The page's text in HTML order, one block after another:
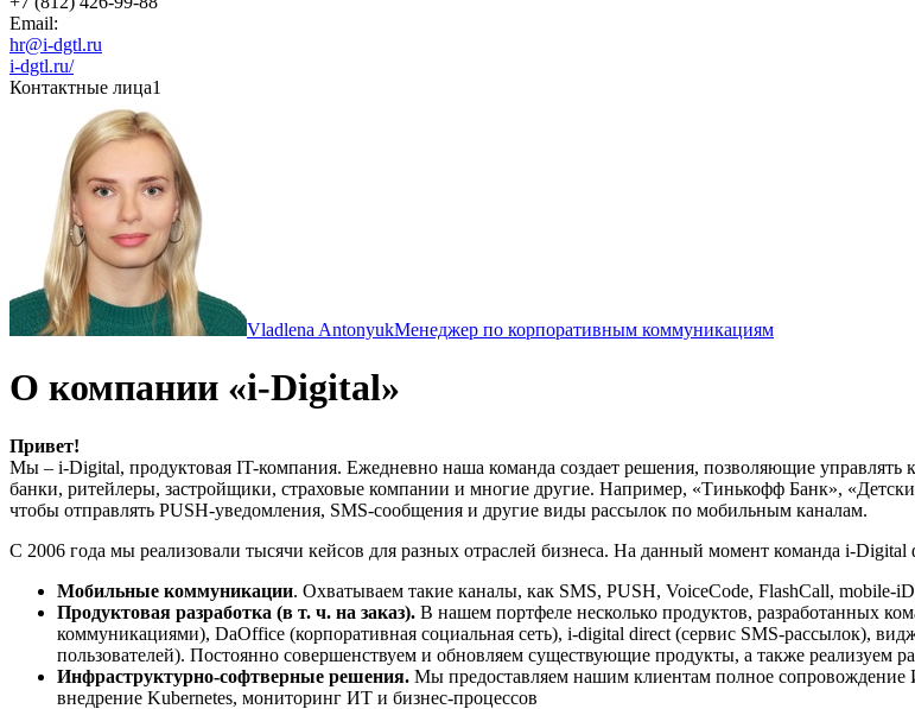
Email:
hr@i-dgtl.ru
i-dgtl.ru/
Контактные лица1
Vladlena AntonyukМенеджер по корпоративным коммуникациям
О компании «i-Digital»
Привет!
Мы – i-Digital, продуктовая IT-компания. Ежедневно наша команда создает решения, позволяющие
банки, ритейлеры, застройщики, страховые компании и многие другие. Например, «Тинькофф Банк»,
чтобы отправлять PUSH-уведомления, SMS-сообщения и другие виды рассылок по мобильным каналам.
C 2006 года мы реализовали тысячи кейсов для разных отраслей бизнеса. На данный момент команда i-Digital
Мобильные коммуникации. Охватываем такие каналы, как SMS, PUSH, VoiceCode, FlashCall, mobile-
Продуктовая разработка (в т. ч. на заказ). В нашем портфеле несколько продуктов, разработанных
коммуникациями), DaOffice (корпоративная социальная сеть), i-digital direct (сервис SMS-рассылок),
пользователей). Постоянно совершенствуем и обновляем существующие продукты, а также реализуем
Инфраструктурно-софтверные решения. Мы предоставляем нашим клиентам полное сопровождение
внедрение Kubernetes, мониторинг ИТ и бизнес-процессов